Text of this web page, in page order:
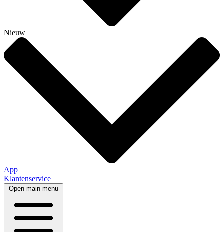
Nieuw
App
Klantenservice
Open main menu